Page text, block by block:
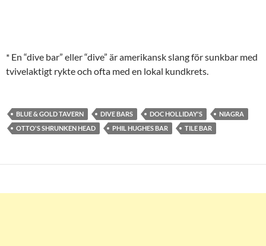
* En “dive bar” eller “dive” är amerikansk slang för sunkbar med
tvivelaktigt rykte och ofta med en lokal kundkrets.
BLUE & GOLD TAVERN DIVE BARS DOC HOLLIDAY'S
NIAGRA
OTTO'S SHRUNKEN HEAD
PHIL HUGHES BAR TILE BAR